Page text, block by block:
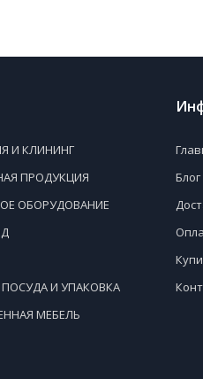
И КЛИНИНГ
ПРОДУКЦИЯ
ОБОРУДОВАНИЕ
И УПАКОВКА
МЕБЕЛЬ
Блог